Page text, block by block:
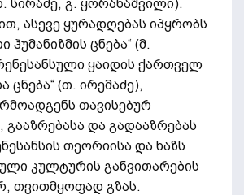
სირაძე, გ. ყორანაშვილი).
ასევე ყურადღებას იპყრობს
ჰუმანიზმის ცნება“ (მ.
ყაიდის ქართველ
ცნება“ (თ. ირემაძე),
თავისებურ
და გადააზრებას
თეორიისა და ხაზს
კულტურის განვითარების
თვითმყოფად გზას.